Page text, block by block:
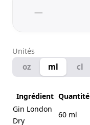
−
Unités
oz ml cl
Ingrédient Quantité
Gin London
Dry
60 ml